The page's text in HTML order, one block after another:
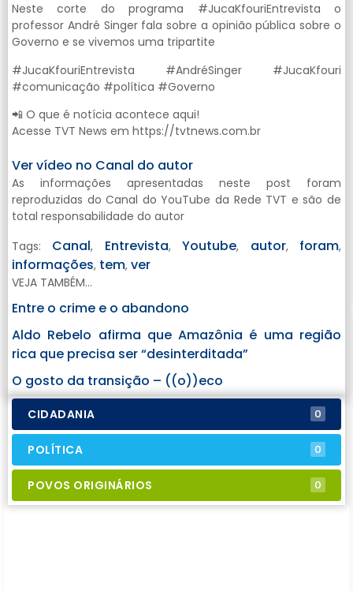
Neste corte do programa #JucaKfouriEntrevista o
professor André Singer fala sobre a opinião pública sobre o
Governo e se vivemos uma tripartite
#JucaKfouriEntrevista #AndréSinger #JucaKfouri
#comunicação #política #Governo
📲 O que é notícia acontece aqui!
Acesse TVT News em https://tvtnews.com.br
Ver vídeo no Canal do autor
As informações apresentadas neste post foram
reproduzidas do Canal do YouTube da Rede TVT e são de
total responsabilidade do autor
Tags: Canal, Entrevista,Youtube, autor, foram,
informações, tem, ver
VEJA TAMBÉM...
Entre o crime e o abandono
Aldo Rebelo afirma que Amazônia é uma região
rica que precisa ser “desinterditada”
O gosto da transição – ((o))eco
CIDADANIA 0
POLÍTICA 0
POVOS ORIGINÁRIOS 0